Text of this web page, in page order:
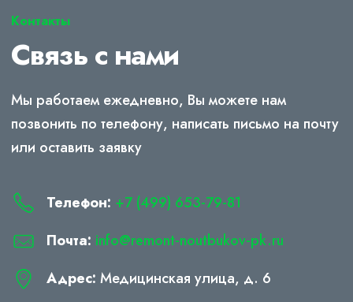
Контакты
Связь с нами
Мы работаем ежедневно, Вы можете нам
позвонить по телефону, написать письмо на почту
или оставить заявку
Телефон: +7 (499) 653-79-81
Почта: info@remont-noutbukov-pk.ru
Адрес: Медицинская улица, д. 6